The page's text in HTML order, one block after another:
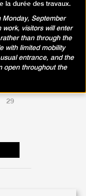
1
8
29
la durée des travaux.
Monday, September
work, visitors will enter
than through the
with limited mobility
entrance, and the
open throughout the